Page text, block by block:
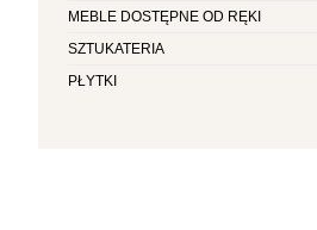
MEBLE DOSTĘPNE OD RĘKI
SZTUKATERIA
PŁYTKI